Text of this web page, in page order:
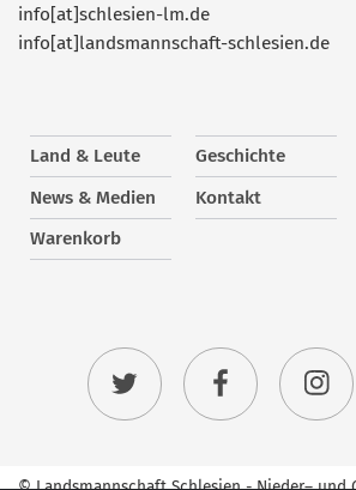
info[at]schlesien-lm.de
info[at]landsmannschaft-schlesien.de
Land & Leute Geschichte
News & Medien
Kontakt
Warenkorb